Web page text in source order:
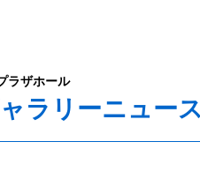
ラザホール
ラリーニュース